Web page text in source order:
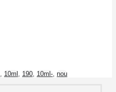
10ml 190 10ml- nou